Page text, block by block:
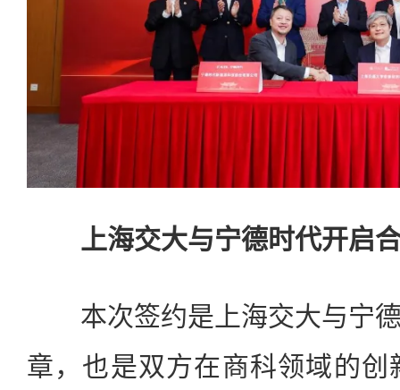
上海交大与宁德时代开启
本次签约是上海交大与宁德
章，也是双方在商科领域的